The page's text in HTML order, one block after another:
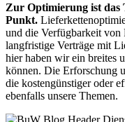
Zur Optimierung ist das
Punkt.
und die Verfügbarkeit von
langfristige Verträge mit
hier haben wir ein breites
können. Die Erforschung
die kostengünstiger oder
ebenfalls unsere Themen.